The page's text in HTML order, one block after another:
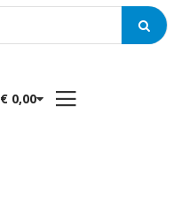
€ 0,00